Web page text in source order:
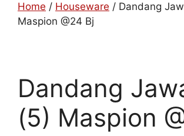
Home / Houseware / Dandang
Maspion @24 Bj
Dandang
(5) Maspion